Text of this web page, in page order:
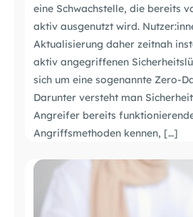
eine Schwachstelle, die bereits
aktiv ausgenutzt wird.
Aktualisierung daher zeitnah
aktiv angegriffenen
sich um eine sogenannte Zero-
Darunter versteht man
Angreifer bereits
Angriffsmethoden kennen, […]